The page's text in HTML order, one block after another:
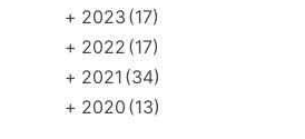
+ 2023 (17)
+ 2022 (17)
+ 2021 (34)
+ 2020 (13)